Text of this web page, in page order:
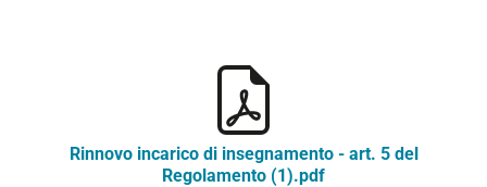
Rinnovo incarico di insegnamento - art. 5 del
Regolamento (1).pdf